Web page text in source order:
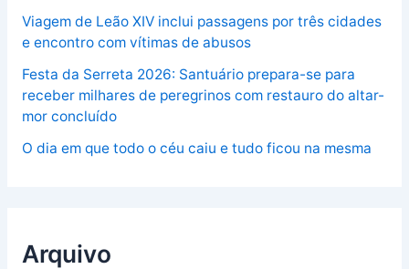
Viagem de Leão XIV inclui passagens por três cidades
e encontro com vítimas de abusos
Festa da Serreta 2026: Santuário prepara-se para
receber milhares de peregrinos com restauro do altar-
mor concluído
O dia em que todo o céu caiu e tudo ficou na mesma
Arquivo